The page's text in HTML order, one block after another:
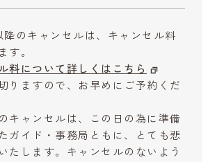
降のキャンセルは、キャンセル料
す。
料について詳しくはこちら
りますので、お早めにご予約くだ
キャンセルは、この日の為に準備
ガイド・事務局ともに、とても悲
たします。キャンセルのないよう